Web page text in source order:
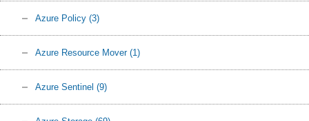
Azure Policy (3)
Azure Resource Mover (1)
Azure Sentinel (9)